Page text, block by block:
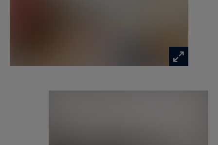
extérieur accessible depuis le salon et la cuisine,
créant une continuité rare entre intérieur et